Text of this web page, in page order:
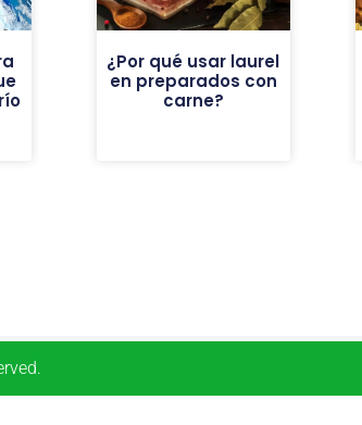
¿Por qué usar laurel
en preparados con
carne?